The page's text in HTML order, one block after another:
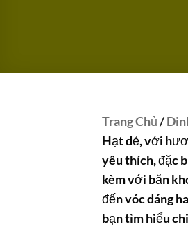
Trang Chủ/
Hạt dẻ, với
yêu thích, đặc
kèm với băn
đến vóc dáng
bạn tìm hiểu